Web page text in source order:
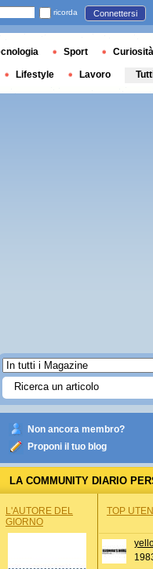
Non ancora membro?
Proponi il tuo blog
LA COMMUNITY DIARIO
L'AUTORE DEL
GIORNO
TOP
ricorda Connettersi
Sport Curiosità
Lifestyle Lavoro